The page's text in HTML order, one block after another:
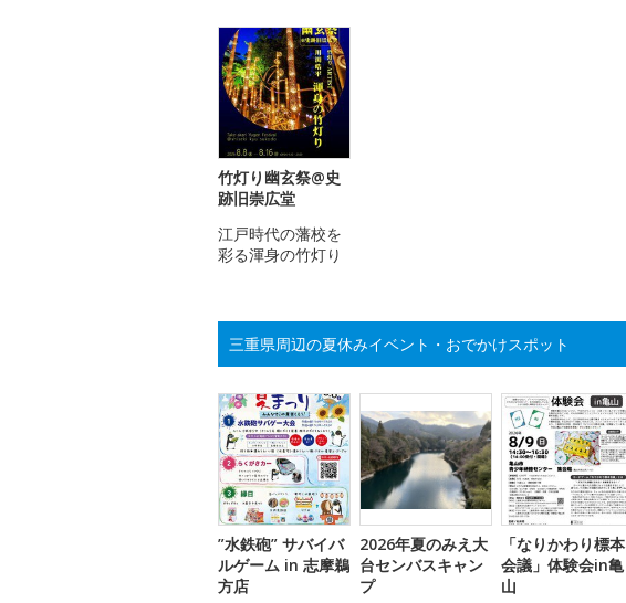
竹灯り幽玄祭@史
跡旧崇広堂
江戸時代の藩校を
彩る渾身の竹灯り
三重県周辺の夏休みイベント・おでかけスポット
”水鉄砲” サバイバ
ルゲーム in 志摩鵜
方店
2026年夏のみえ大
台センバスキャン
プ
「なりかわり標本
会議」体験会in亀
山